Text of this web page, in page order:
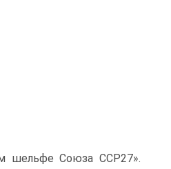
шельфе Союза ССР27».